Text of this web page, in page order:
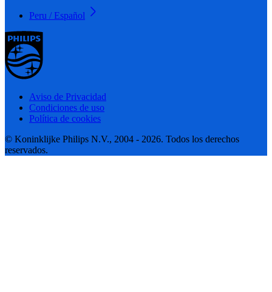
Peru / Español
Aviso de Privacidad
Condiciones de uso
Política de cookies
© Koninklijke Philips N.V., 2004 - 2026. Todos los derechos
reservados.